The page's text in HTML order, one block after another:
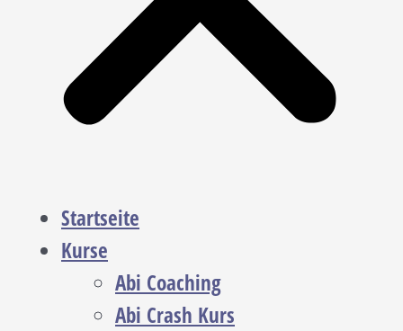
Startseite
Kurse
Abi Coaching
Abi Crash Kurs